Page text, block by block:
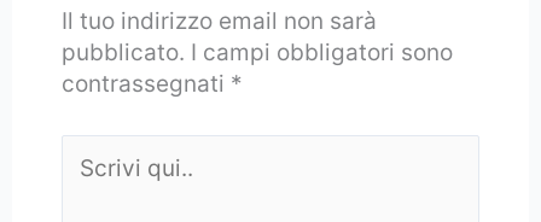
Il tuo indirizzo email non sarà
pubblicato. I campi obbligatori sono
contrassegnati *
qui..